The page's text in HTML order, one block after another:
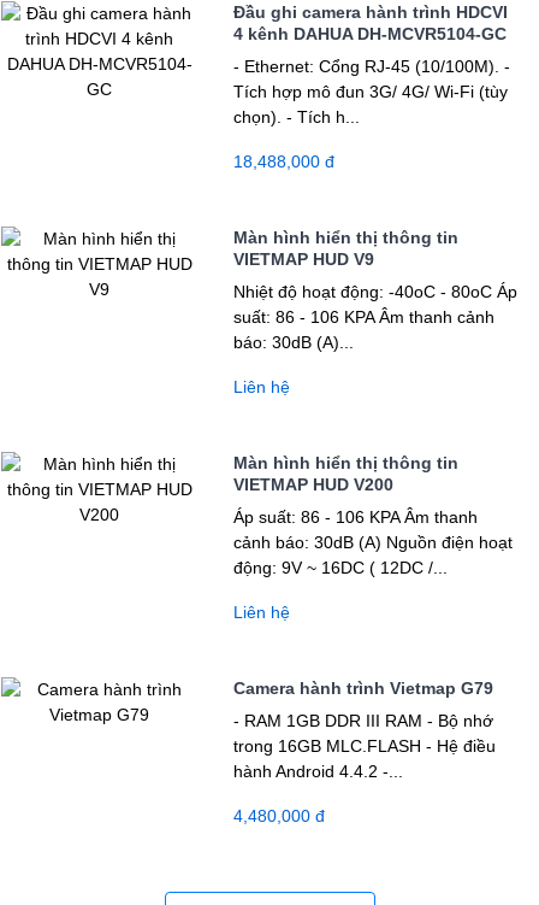
Đầu ghi camera hành trình HDCVI
4 kênh DAHUA DH-MCVR5104-GC
- Ethernet: Cổng RJ-45 (10/100M). -
Tích hợp mô đun 3G/ 4G/ Wi-Fi (tùy
chọn). - Tích h...
18,488,000 đ
Màn hình hiển thị thông tin
VIETMAP HUD V9
Nhiệt độ hoạt động: -40oC - 80oC Áp
suất: 86 - 106 KPA Âm thanh cảnh
báo: 30dB (A)...
Liên hệ
Màn hình hiển thị thông tin
VIETMAP HUD V200
Áp suất: 86 - 106 KPA Âm thanh
cảnh báo: 30dB (A) Nguồn điện hoạt
động: 9V ~ 16DC ( 12DC /...
Liên hệ
Camera hành trình Vietmap G79
- RAM 1GB DDR III RAM - Bộ nhớ
trong 16GB MLC.FLASH - Hệ điều
hành Android 4.4.2 -...
4,480,000 đ